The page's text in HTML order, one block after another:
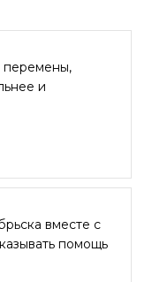
перемены,
и
вместе с
помощь